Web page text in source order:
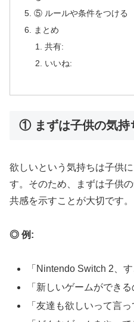
⑤ ルールや条件をつける
まとめ
共有:
いいね:
① まずは子供の気持
欲しいという気持ちは子供
す。そのため、まずは子供
共感を示すことが大切です。
◎ 例:
「Nintendo Switch 2、
「新しいゲームができ
「友達も欲しいって言っ